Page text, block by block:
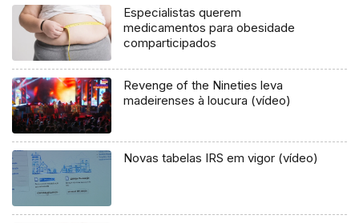
Especialistas querem
medicamentos para obesidade
comparticipados
Revenge of the Nineties leva
madeirenses à loucura (vídeo)
Novas tabelas IRS em vigor (vídeo)